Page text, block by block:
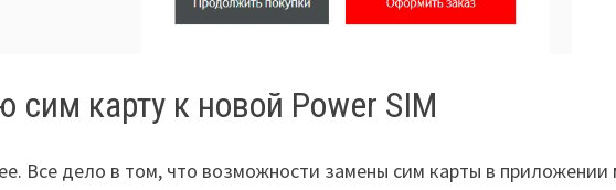
сим карту к новой Power SIM
Все дело в том, что возможности замены сим карты в приложении